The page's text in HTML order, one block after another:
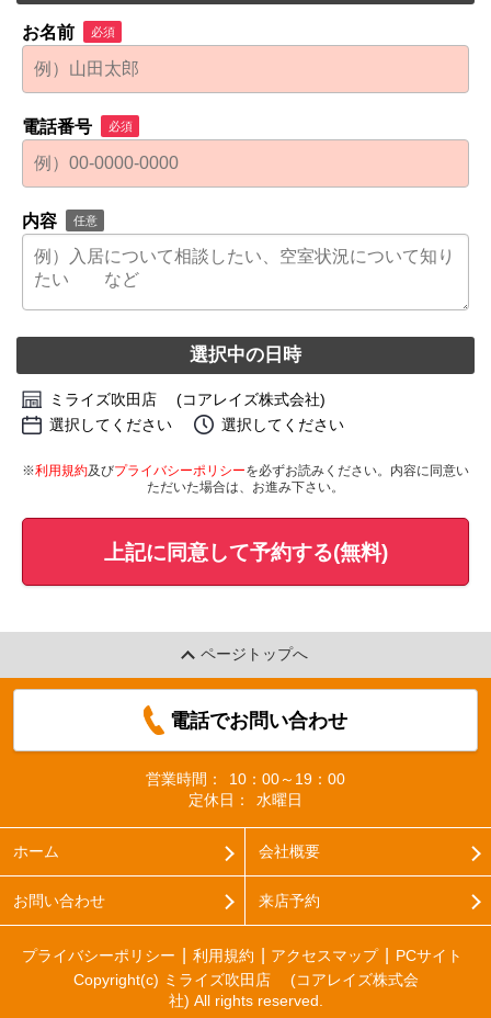
お名前 必須
電話番号 必須
内容 任意
選択中の日時
ミライズ吹田店 (コアレイズ株式会社)
選択してください
選択してください
※利用規約及びプライバシーポリシーを必ずお読みください。内容に同意い
ただいた場合は、お進み下さい。
上記に同意して予約する(無料)
ページトップへ
電話でお問い合わせ
営業時間：
10：00～19：00
定休日：
水曜日
ホーム 会社概要
お問い合わせ 来店予約
プライバシーポリシー 利用規約 アクセスマップ
PCサイト
Copyright(c) ミライズ吹田店 (コアレイズ株式会
社) All rights reserved.